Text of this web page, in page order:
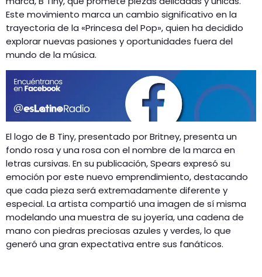
Este movimiento marca un cambio significativo en la
trayectoria de la «Princesa del Pop», quien ha decidido
explorar nuevas pasiones y oportunidades fuera del
mundo de la música.
El logo de B Tiny, presentado por Britney, presenta un
fondo rosa y una rosa con el nombre de la marca en
letras cursivas. En su publicación, Spears expresó su
emoción por este nuevo emprendimiento, destacando
que cada pieza será extremadamente diferente y
especial. La artista compartió una imagen de sí misma
modelando una muestra de su joyería, una cadena de
mano con piedras preciosas azules y verdes, lo que
generó una gran expectativa entre sus fanáticos.